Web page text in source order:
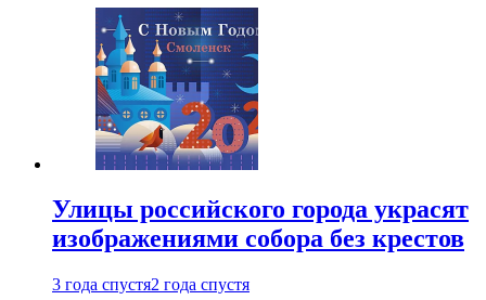
Улицы российского города украсят
изображениями собора без крестов
3 года спустя2 года спустя